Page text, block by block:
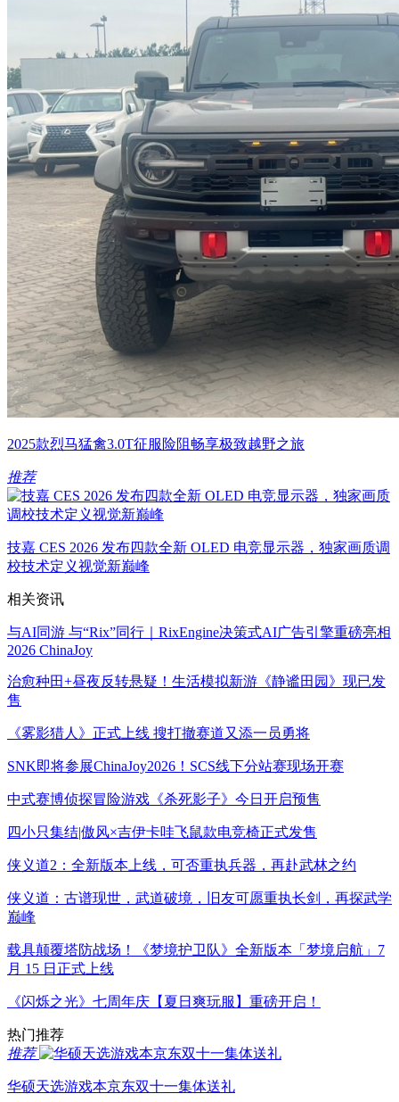
2025款烈马猛禽3.0T征服险阻畅享极致越野之旅
推荐
技嘉 CES 2026 发布四款全新 OLED 电竞显示器，独家画质调
校技术定义视觉新巅峰
相关资讯
与AI同游 与“Rix”同行｜RixEngine决策式AI广告引擎重磅亮相
2026 ChinaJoy
治愈种田+昼夜反转悬疑！生活模拟新游《静谧田园》现已发
售
《雾影猎人》正式上线 搜打撤赛道又添一员勇将
SNK即将参展ChinaJoy2026！SCS线下分站赛现场开赛
中式赛博侦探冒险游戏《杀死影子》今日开启预售
四小只集结|傲风×吉伊卡哇飞鼠款电竞椅正式发售
侠义道2：全新版本上线，可否重执兵器，再赴武林之约
侠义道：古谱现世，武道破境，旧友可愿重执长剑，再探武学
巅峰
载具颠覆塔防战场！《梦境护卫队》全新版本「梦境启航」7
月 15 日正式上线
《闪烁之光》七周年庆【夏日爽玩服】重磅开启！
热门推荐
推荐
华硕天选游戏本京东双十一集体送礼